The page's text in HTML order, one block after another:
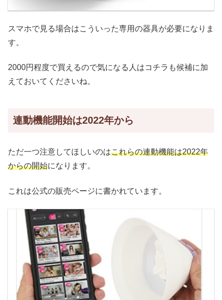
スマホで見る場合はこういった専用の器具が必要になりま
す。
2000円程度で買えるので気になる人はコチラも候補に加
えておいてくださいね。
連動機能開始は2022年から
ただ一つ注意してほしいのはこれらの連動機能は2022年
からの開始になります。
これは公式の販売ページに書かれています。